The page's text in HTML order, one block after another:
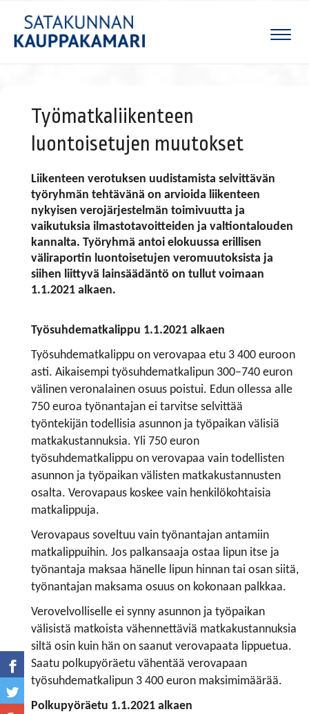
Työmatkaliikenteen
luontoisetujen muutokset
Liikenteen verotuksen uudistamista selvittävän
työryhmän tehtävänä on arvioida liikenteen
nykyisen verojärjestelmän toimivuutta ja
vaikutuksia ilmastotavoitteiden ja valtiontalouden
kannalta. Työryhmä antoi elokuussa erillisen
väliraportin luontoisetujen veromuutoksista ja
siihen liittyvä lainsäädäntö on tullut voimaan
1.1.2021 alkaen.
Työsuhdematkalippu 1.1.2021 alkaen
Työsuhdematkalippu on verovapaa etu 3 400 euroon
asti. Aikaisempi työsuhdematkalipun 300–740 euron
välinen veronalainen osuus poistui. Edun ollessa alle
750 euroa työnantajan ei tarvitse selvittää
työntekijän todellisia asunnon ja työpaikan välisiä
matkakustannuksia. Yli 750 euron
työsuhdematkalippu on verovapaa vain todellisten
asunnon ja työpaikan välisten matkakustannusten
osalta. Verovapaus koskee vain henkilökohtaisia
matkalippuja.
Verovapaus soveltuu vain työnantajan antamiin
matkalippuihin. Jos palkansaaja ostaa lipun itse ja
työnantaja maksaa hänelle lipun hinnan tai osan siitä,
työnantajan maksama osuus on kokonaan palkkaa.
Verovelvolliselle ei synny asunnon ja työpaikan
välisistä matkoista vähennettäviä matkakustannuksia
siltä osin kuin hän on saanut verovapaata lippuetua.
Saatu polkupyöräetu vähentää verovapaan
työsuhdematkalipun 3 400 euron maksimimäärää.
Polkupyöräetu 1.1.2021 alkaen